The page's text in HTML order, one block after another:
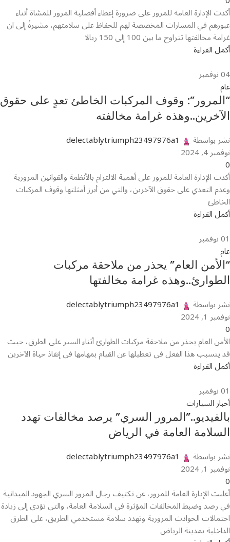
أكدت الإدارة العامة للمرور على ضرورة إعطاء أفضلية المرور للمشاة أثناء
عبورهم في المسارات المخصصة لهم للحفاظ على سلامتهم، مشيرةً إلى ان
غرامة مخالفتها تتراوح ما بين 100 إلى 150 ريالا
أكمل القراءة
04نوفمبر
عام
“المرور”: وقوف المركبات الخاطئ تعدٍ على حقوق
الآخرين..وهذه غرامة مخالفته
نشر بواسطة delectablytriumph23497976a1
نوفمبر 4, 2024
0
أكدت الإدارة العامة للمرور على أهمية الالتزام بالأنظمة والقوانين المرورية
وعدم التعدي على حقوق الآخرين، والتي من أبرز أمثلتها وقوف المركبات
الخاطئ
أكمل القراءة
01نوفمبر
عام
“الأمن العام” يحذر من ملاحقة مركبات
الطوارئ..وهذه غرامة مخالفتها
نشر بواسطة delectablytriumph23497976a1
نوفمبر 1, 2024
0
الأمن العام يحذر من ملاحقة مركبات الطوارئ أثناء السير على الطرق، حيث
قد يتسبب هذا الفعل في تعطيلها عن القيام بمهامها في إنقاذ حياة الآخرين
أكمل القراءة
01نوفمبر
أخبار السيارات
بالفيديو..”المرور السري” يرصد مخالفات تهدد
السلامة العامة في الرياض
نشر بواسطة delectablytriumph23497976a1
نوفمبر 1, 2024
0
أعلنت الإدارة العامة للمرور، عن تكثيف رجال المرور السري الجهود الميدانية
في رصد وضبط المخالفات المؤثرة في السلامة العامة، والتي تؤدي إلى زيادة
احتمالات الحوادث المرورية وتهدد سلامة مستخدمي الطريق، على الطرق
الداخلية بمدينة الرياض